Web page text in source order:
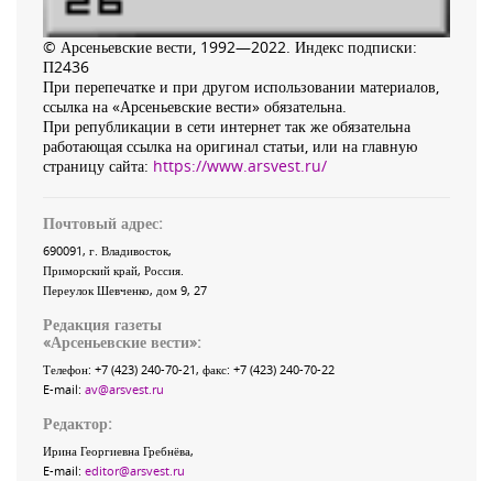
© Арсеньевские вести, 1992—2022. Индекс подписки:
П2436
При перепечатке и при другом использовании материалов,
ссылка на «Арсеньевские вести» обязательна.
При републикации в сети интернет так же обязательна
работающая ссылка на оригинал статьи, или на главную
страницу сайта: https://www.arsvest.ru/
Почтовый адрес:
690091, г. Владивосток,
Приморский край, Россия
Переулок Шевченко, дом 9, 27
Редакция газеты
«Арсеньевские вести»:
Телефон: +7 (423) 240-70-21, факс: +7 (423) 240-70-22
E-mail: av@arsvest.ru
Редактор:
Ирина Георгиевна Гребнёва,
E-mail: editor@arsvest.ru